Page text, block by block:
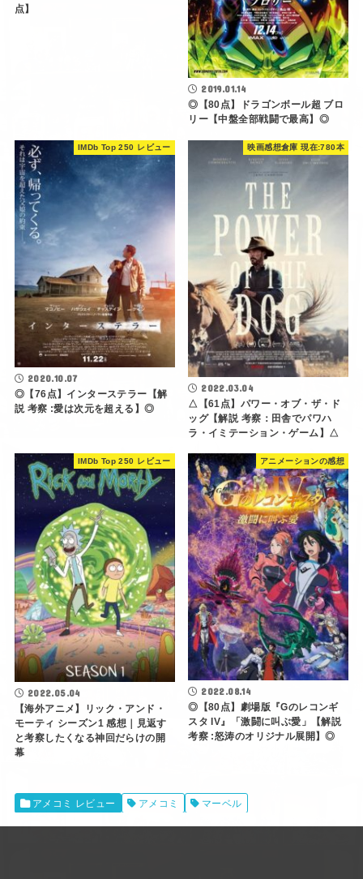
点】
2019.01.14
◎【80点】ドラゴンボール超 ブロ
リー【中盤全部戦闘で最高】◎
IMDb Top 250 レビュー
2020.10.07
◎【76点】インターステラー【解
説 考察 :愛は次元を超える】◎
映画感想倉庫 現在:780本
2022.03.04
△【61点】パワー・オブ・ザ・ド
ッグ【解説 考察：田舎でパワハ
ラ・イミテーション・ゲーム】△
IMDb Top 250 レビュー
2022.05.04
【海外アニメ】リック・アンド・
モーティ シーズン1 感想｜見返す
と考察したくなる神回だらけの開
幕
アニメーションの感想
2022.08.14
◎【80点】劇場版『Gのレコンギ
スタ IV』「激闘に叫ぶ愛」【解説
考察 :怒涛のオリジナル展開】◎
アメコミ レビュー アメコミ マーベル